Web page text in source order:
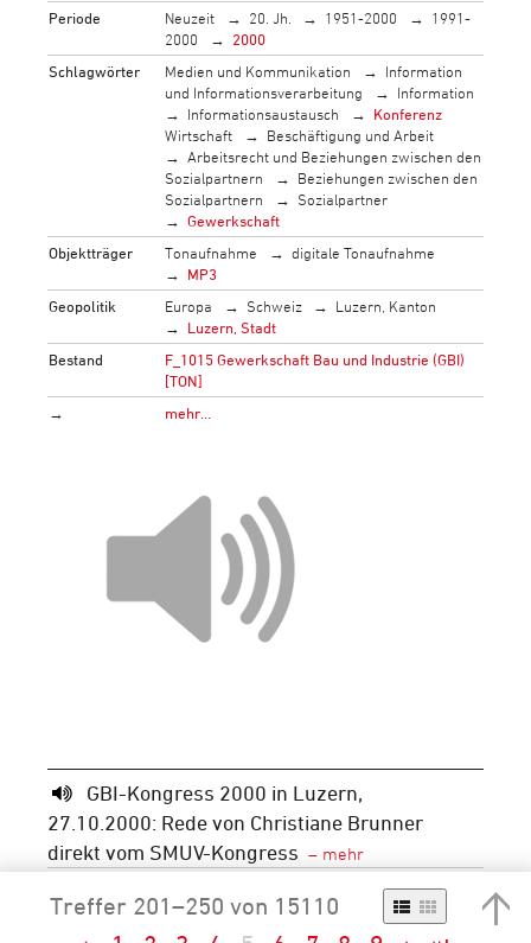
Periode
Neuzeit 20. Jh. 1951-2000
1991-
2000
2000
Schlagwörter
Medien und Kommunikation
Information
und Informationsverarbeitung
Information
Informationsaustausch
Konferenz
Wirtschaft
Beschäftigung und Arbeit
Arbeitsrecht und Beziehungen zwischen den
Sozialpartnern
Beziehungen zwischen den
Sozialpartnern
Sozialpartner
Gewerkschaft
Objektträger
Tonaufnahme
digitale Tonaufnahme
MP3
Geopolitik
Europa Schweiz
Luzern, Kanton
Luzern, Stadt
Bestand
F_1015 Gewerkschaft Bau und Industrie (GBI)
[TON]
→
mehr…
GBI-Kongress 2000 in Luzern,
27.10.2000: Rede von Christiane Brunner
direkt vom SMUV-Kongress
Periode
Neuzeit 20. Jh. 1951-2000
1991-
2000
2000
Treffer 201–250 von 15110